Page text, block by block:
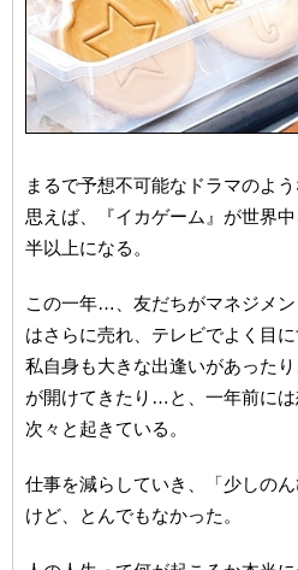
まるで予想不可能なドラマのよう
思えば、『イカゲーム』が世界
半以上になる。
この一年…、友だちがマネジメ
はさらに売れ、テレビでよく目に
私自身も大きな出逢いがあった
が開けてきたり…と、一年前に
次々と起きている。
仕事を減らしていき、「少しの
けど、とんでもなかった。